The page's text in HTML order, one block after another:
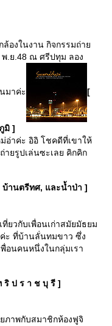
ล้องในงาน กิจกรรมถ่า
.ย.48 ณ ศรีปทุม ลอง
มาค่ะ [
มิ ]
อ่าค่ะ อิอิ โชคดีที่เขาให้
ายรูปเล่นซะเลย คิกคิก
านตรีทศ, และน้ำป่า ]
ยวกับเพื่อนเก่าสมัยมัธยม
ะ ที่บ้านลั่นทมขาว ซึ่ง
อนคนหนึ่งในกลุ่มเรา
ริ ป ร า ช บุ รี ]
ภาพกับสมาชิกห้องฟูจิ